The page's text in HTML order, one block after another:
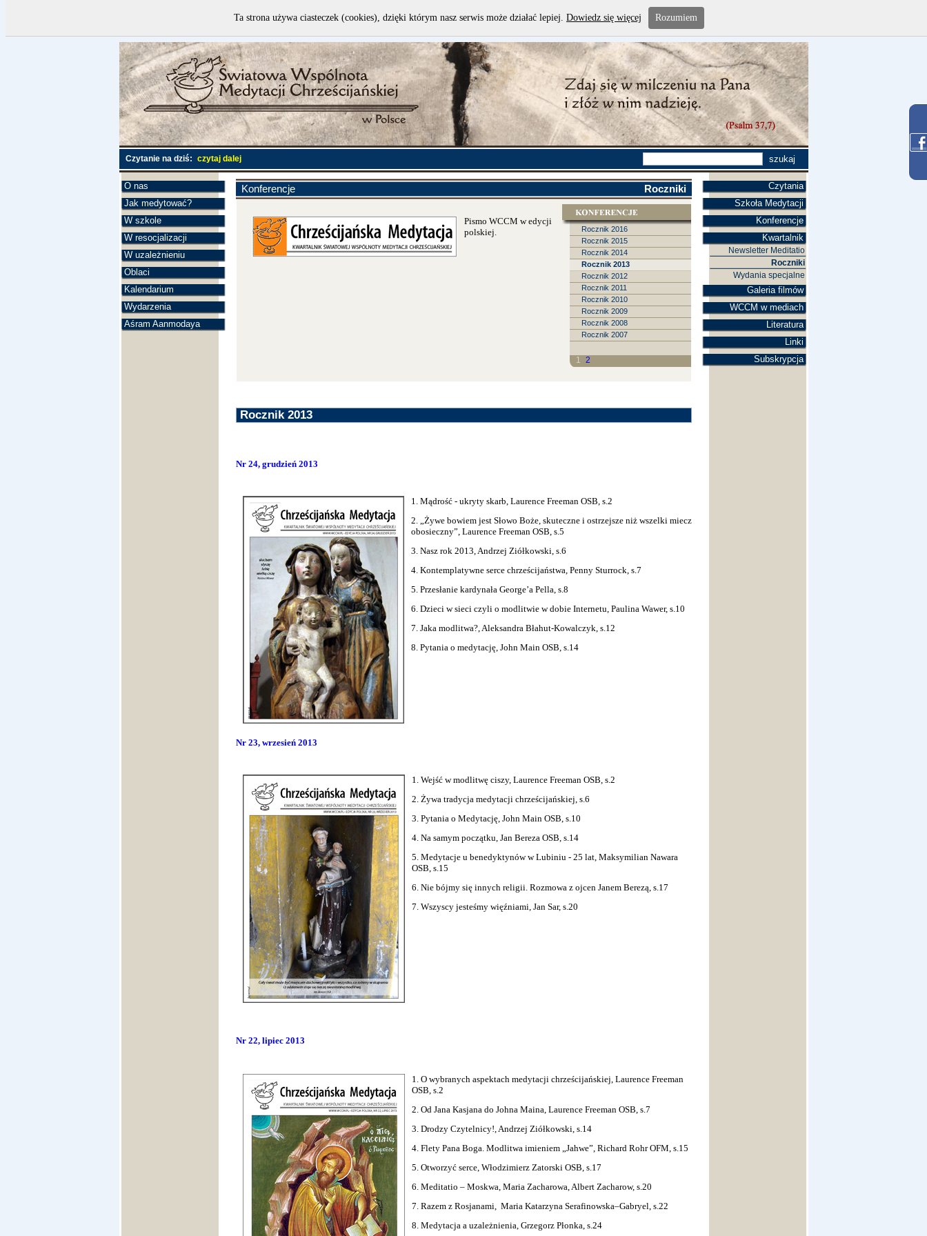
Czytanie na dziś: czytaj dalej
O nas
Jak medytować?
W szkole
W resocjalizacji
W uzależnieniu
Oblaci
Kalendarium
Wydarzenia
Aśram Aanmodaya
Czytania
Szkoła Medytacji
Konferencje
Kwartalnik
Newsletter Meditatio
Roczniki
Wydania specjalne
Galeria filmów
WCCM w mediach
Literatura
Linki
Subskrypcja
Roczniki
Konferencje
Rocznik 2016
Rocznik 2015
Rocznik 2014
Rocznik 2013
Rocznik 2012
Rocznik 2011
Rocznik 2010
Rocznik 2009
Rocznik 2008
Rocznik 2007
1 2
Pismo WCCM w edycji
polskiej.
Rocznik 2013
Nr 24, grudzień 2013
1. Mądrość - ukryty skarb, Laurence Freeman OSB, s.2
2. „Żywe bowiem jest Słowo Boże, skuteczne i ostrzejsze niż wszelki miecz
obosieczny”, Laurence Freeman OSB, s.5
3. Nasz rok 2013, Andrzej Ziółkowski, s.6
4. Kontemplatywne serce chrześcijaństwa, Penny Sturrock, s.7
5. Przesłanie kardynała George’a Pella, s.8
6. Dzieci w sieci czyli o modlitwie w dobie Internetu, Paulina Wawer, s.10
7. Jaka modlitwa?, Aleksandra Błahut-Kowalczyk, s.12
8. Pytania o medytację, John Main OSB, s.14
Nr 23, wrzesień 2013
1. Wejść w modlitwę ciszy, Laurence Freeman OSB, s.2
2. Żywa tradycja medytacji chrześcijańskiej, s.6
3. Pytania o Medytację, John Main OSB, s.10
4. Na samym początku, Jan Bereza OSB, s.14
5. Medytacje u benedyktynów w Lubiniu - 25 lat, Maksymilian Nawara
OSB, s.15
6. Nie bójmy się innych religii. Rozmowa z ojcen Janem Berezą, s.17
7. Wszyscy jesteśmy więźniami, Jan Sar, s.20
Nr 22, lipiec 2013
1. O wybranych aspektach medytacji chrześcijańskiej, Laurence Freeman
OSB, s.2
2. Od Jana Kasjana do Johna Maina, Laurence Freeman OSB, s.7
3. Drodzy Czytelnicy!, Andrzej Ziółkowski, s.14
4. Flety Pana Boga. Modlitwa imieniem „Jahwe”, Richard Rohr OFM, s.15
5. Otworzyć serce, Włodzimierz Zatorski OSB, s.17
6. Meditatio – Moskwa, Maria Zacharowa, Albert Zacharow, s.20
7. Razem z Rosjanami, Maria Katarzyna Serafinowska–Gabryel, s.22
8. Medytacja a uzależnienia, Grzegorz Płonka, s.24
Ta strona używa ciasteczek (cookies), dzięki którym nasz serwis może działać lepiej. Dowiedz się więcej Rozumiem